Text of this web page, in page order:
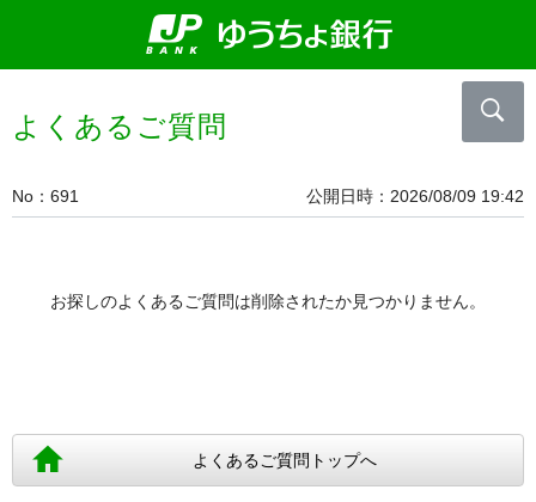
よくあるご質問
No 691 公開日時 2026/08/09 19:42
お探しのよくあるご質問は削除されたか見つかりません。
よくあるご質問トップへ